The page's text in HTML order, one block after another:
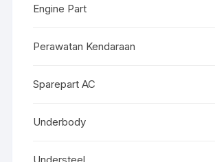
Engine Part
Perawatan Kendaraan
Sparepart AC
Underbody